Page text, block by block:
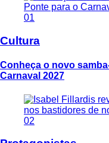
01
Cultura
Conheça o novo
Carnaval 2027
02